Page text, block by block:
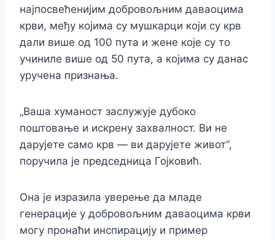
најпосвећенијим добровољним даваоцима
крви, међу којима су мушкарци који су крв
дали више од 100 пута и жене које су то
учиниле више од 50 пута, а којима су данас
уручена признања.
„Ваша хуманост заслужује дубоко
поштовање и искрену захвалност. Ви не
дарујете само крв — ви дарујете живот“,
поручила је председница Гојковић.
Она је изразила уверење да младе
генерације у добровољним даваоцима крви
могу пронаћи инспирацију и пример